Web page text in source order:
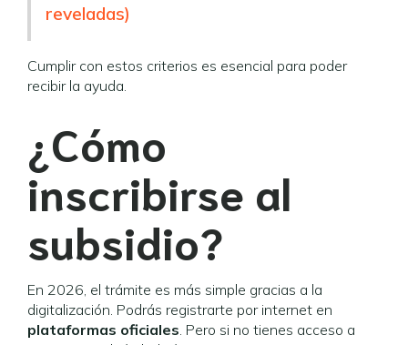
reveladas)
Cumplir con estos criterios es esencial para poder
recibir la ayuda.
¿Cómo
inscribirse al
subsidio?
En 2026, el trámite es más simple gracias a la
digitalización. Podrás registrarte por internet en
plataformas oficiales. Pero si no tienes acceso a